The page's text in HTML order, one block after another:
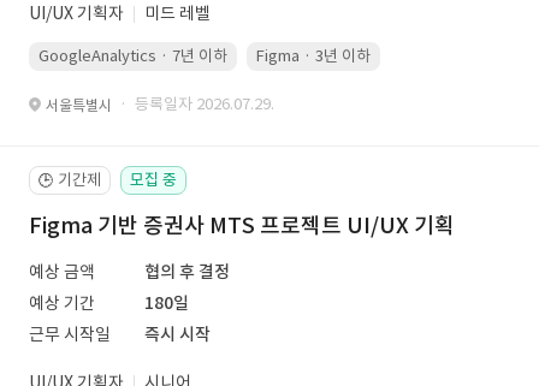
UI/UX 기획자 미드 레벨
GoogleAnalytics · 7년 이하 Figma · 3년 이하
서울특별시 · 등록일자 2026.07.29.
🕒 기간제 모집 중
Figma 기반 증권사 MTS 프로젝트 UI/UX 기획
예상 금액
협의 후 결정
예상 기간
180일
근무 시작일
즉시 시작